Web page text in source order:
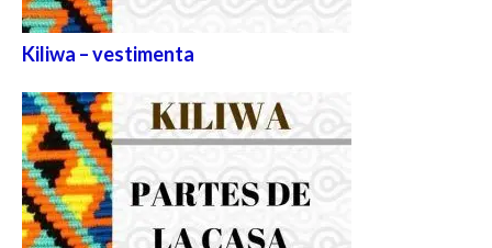
Kiliwa – vestimenta